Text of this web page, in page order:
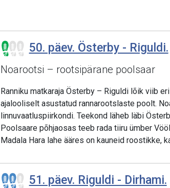
50. päev. Österby - Riguldi.
Noarootsi – rootsipärane poolsaar
Ranniku matkaraja Österby – Riguldi lõik viib
ajalooliselt asustatud rannarootslaste poolt.
linnuvaatluspiirkondi. Teekond läheb läbi
Poolsaare põhjaosas teeb rada tiiru ümber
Madala Hara lahe ääres on kauneid roostikke,
51. päev. Riguldi - Dirhami.